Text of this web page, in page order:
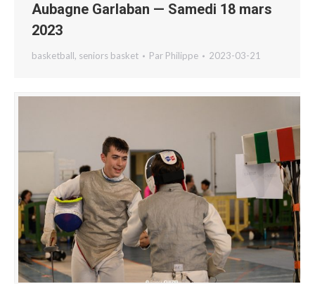
Aubagne Garlaban — Samedi 18 mars
2023
basketball, seniors basket Par Philippe 2023-03-21